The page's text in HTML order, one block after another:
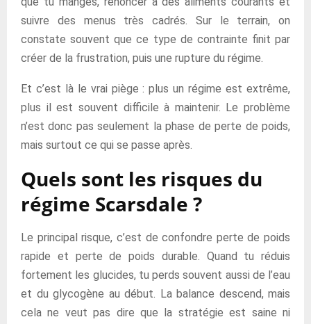
suivre des menus très cadrés. Sur le terrain, on
constate souvent que ce type de contrainte finit par
créer de la frustration, puis une rupture du régime.
Et c’est là le vrai piège : plus un régime est extrême,
plus il est souvent difficile à maintenir. Le problème
n’est donc pas seulement la phase de perte de poids,
mais surtout ce qui se passe après.
Quels sont les risques du
régime Scarsdale ?
Le principal risque, c’est de confondre perte de poids
rapide et perte de poids durable. Quand tu réduis
fortement les glucides, tu perds souvent aussi de l’eau
et du glycogène au début. La balance descend, mais
cela ne veut pas dire que la stratégie est saine ni